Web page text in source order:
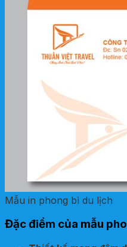
Mẫu in phong bì du lịch
Đặc điểm của mẫu